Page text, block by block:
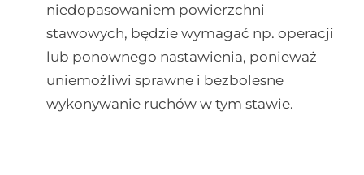
niedopasowaniem powierzchni
stawowych, będzie wymagać np. operacji
lub ponownego nastawienia, ponieważ
uniemożliwi sprawne i bezbolesne
wykonywanie ruchów w tym stawie.